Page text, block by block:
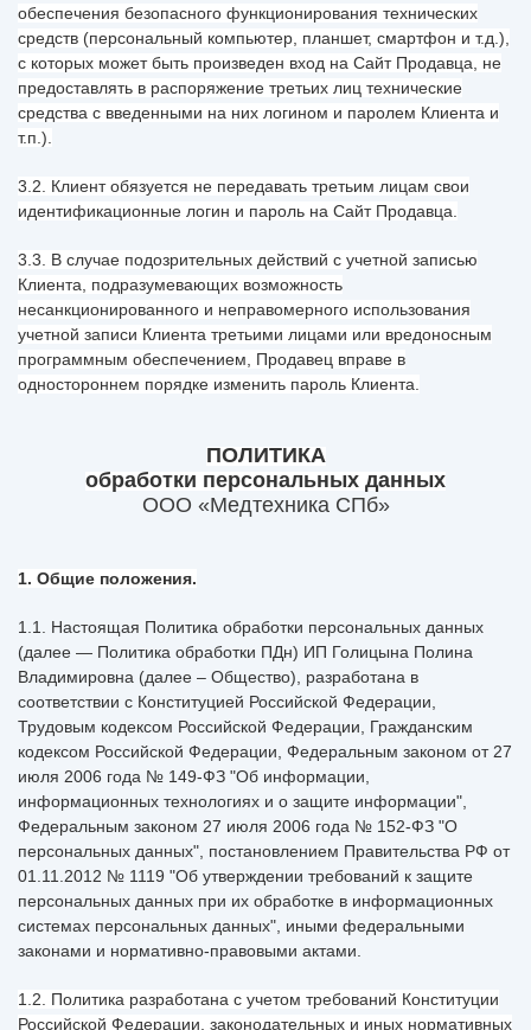
обеспечения безопасного функционирования технических
средств (персональный компьютер, планшет, смартфон и т.д.),
с которых может быть произведен вход на Сайт Продавца, не
предоставлять в распоряжение третьих лиц технические
средства с введенными на них логином и паролем Клиента и
т.п.).
3.2. Клиент обязуется не передавать третьим лицам свои
идентификационные логин и пароль на Сайт Продавца.
3.3. В случае подозрительных действий с учетной записью
Клиента, подразумевающих возможность
несанкционированного и неправомерного использования
учетной записи Клиента третьими лицами или вредоносным
программным обеспечением, Продавец вправе в
одностороннем порядке изменить пароль Клиента.
ПОЛИТИКА
обработки персональных данных
ООО «Медтехника СПб»
1. Общие положения.
1.1. Настоящая Политика обработки персональных данных
(далее — Политика обработки ПДн) ИП Голицына Полина
Владимировна (далее – Общество), разработана в
соответствии с Конституцией Российской Федерации,
Трудовым кодексом Российской Федерации, Гражданским
кодексом Российской Федерации, Федеральным законом от 27
июля 2006 года № 149-ФЗ "Об информации,
информационных технологиях и о защите информации",
Федеральным законом 27 июля 2006 года № 152-ФЗ "О
персональных данных", постановлением Правительства РФ от
01.11.2012 № 1119 "Об утверждении требований к защите
персональных данных при их обработке в информационных
системах персональных данных", иными федеральными
законами и нормативно-правовыми актами.
1.2. Политика разработана с учетом требований Конституции
Российской Федерации, законодательных и иных нормативных